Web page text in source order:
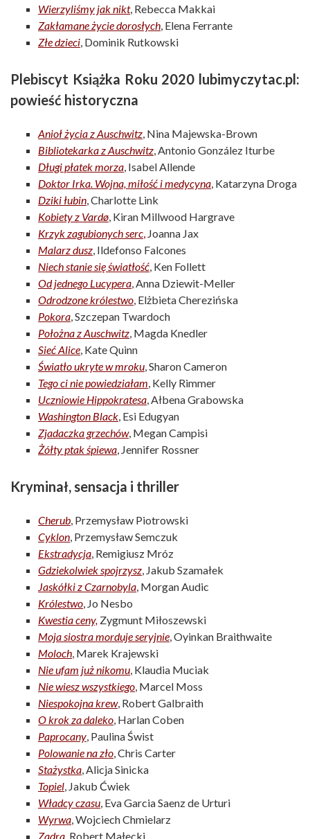
Wierzyliśmy jak nikt, Rebecca Makkai
Zakłamane życie dorosłych, Elena Ferrante
Złe dzieci, Dominik Rutkowski
Plebiscyt Książka Roku 2020 lubimyczytac.pl:
powieść historyczna
Anioł życia z Auschwitz, Nina Majewska-Brown
Bibliotekarka z Auschwitz, Antonio González Iturbe
Długi płatek morza, Isabel Allende
Doktor Irka. Wojna, miłość i medycyna, Katarzyna Droga
Dziki łubin, Charlotte Link
Kobiety z Vardø, Kiran Millwood Hargrave
Krzyk zagubionych serc, Joanna Jax
Malarz dusz, Ildefonso Falcones
Niech stanie się światłość, Ken Follett
Od jednego Lucypera, Anna Dziewit-Meller
Odrodzone królestwo, Elżbieta Cherezińska
Pokora, Szczepan Twardoch
Położna z Auschwitz, Magda Knedler
Sieć Alice, Kate Quinn
Światło ukryte w mroku, Sharon Cameron
Tego ci nie powiedziałam, Kelly Rimmer
Uczniowie Hippokratesa, Ałbena Grabowska
Washington Black, Esi Edugyan
Zjadaczka grzechów, Megan Campisi
Żółty ptak śpiewa, Jennifer Rossner
Kryminał, sensacja i thriller
Cherub, Przemysław Piotrowski
Cyklon, Przemysław Semczuk
Ekstradycja, Remigiusz Mróz
Gdziekolwiek spojrzysz, Jakub Szamałek
Jaskółki z Czarnobyla, Morgan Audic
Królestwo, Jo Nesbo
Kwestia ceny, Zygmunt Miłoszewski
Moja siostra morduje seryjnie, Oyinkan Braithwaite
Moloch, Marek Krajewski
Nie ufam już nikomu, Klaudia Muciak
Nie wiesz wszystkiego, Marcel Moss
Niespokojna krew, Robert Galbraith
O krok za daleko, Harlan Coben
Paprocany, Paulina Świst
Polowanie na zło, Chris Carter
Stażystka, Alicja Sinicka
Topiel, Jakub Ćwiek
Władcy czasu, Eva Garcia Saenz de Urturi
Wyrwa, Wojciech Chmielarz
Zadra , Robert Małecki